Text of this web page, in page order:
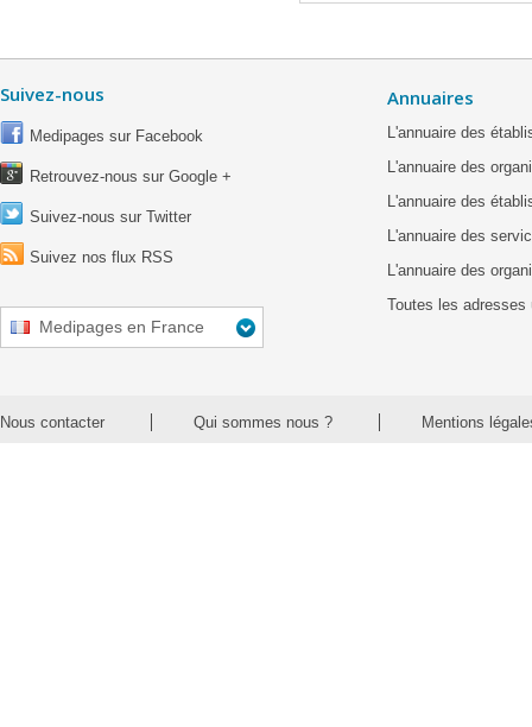
Suivez-nous
Medipages sur Facebook
Retrouvez-nous sur Google +
Suivez-nous sur Twitter
Suivez nos flux RSS
Medipages en France
Annuaires
L'annuaire des
L'annuaire des
L'annuaire des
L'annuaire des
L'annuaire des
Toutes les adresses
Nous contacter Qui sommes nous ? Mentions